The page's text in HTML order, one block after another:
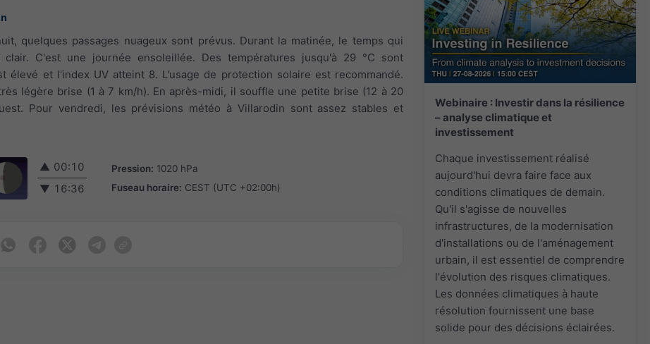
Webinaire : Investir dans la résilience
– analyse climatique et
investissement
Chaque investissement réalisé
aujourd'hui devra faire face aux
conditions climatiques de demain.
Qu'il s'agisse de nouvelles
infrastructures, de la modernisation
d'installations ou de l'aménagement
urbain, il est essentiel de comprendre
l'évolution des risques climatiques.
Les données climatiques à haute
résolution fournissent une base
solide pour des décisions éclairées.
quelques passages nuageux sont prévus. Durant la matinée, le temps qui
clair. C'est une journée ensoleillée. Des températures jusqu'à 29 °C sont
élevé et l'index UV atteint 8. L'usage de protection solaire est recommandé.
légère brise (1 à 7 km/h). En après-midi, il souffle une petite brise (12 à 20
Pour vendredi, les prévisions météo à Villarodin sont assez stables et
▲ 00:10
▼ 16:36
Pression: 1020 hPa
Fuseau horaire: CEST (UTC +02:00h)